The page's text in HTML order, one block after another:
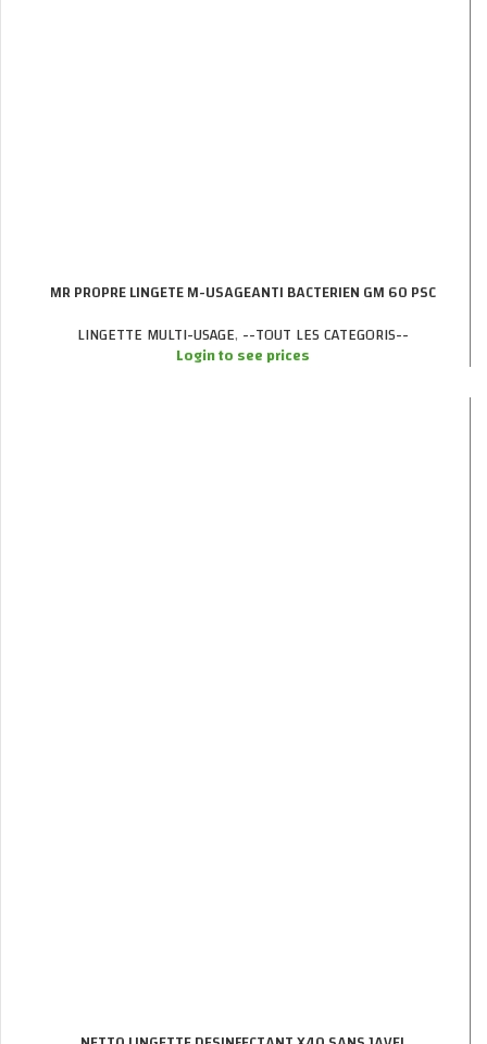
MR PROPRE LINGETE M-USAGEANTI BACTERIEN GM 60 PSC
LINGETTE MULTI-USAGE, --TOUT LES CATEGORIS--
Login to see prices